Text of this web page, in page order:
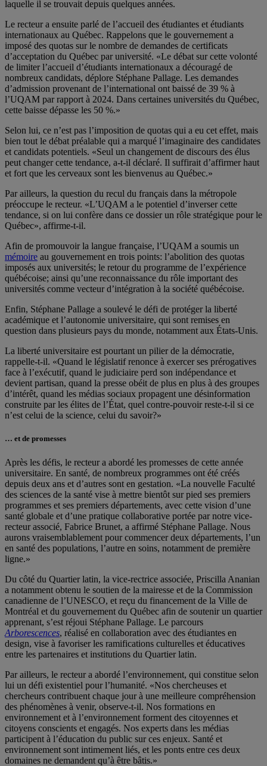
laquelle il se trouvait depuis quelques années.
Le recteur a ensuite parlé de l’accueil des étudiantes et étudiants
internationaux au Québec. Rappelons que le gouvernement a
imposé des quotas sur le nombre de demandes de certificats
d’acceptation du Québec par université. «Le débat sur cette volonté
de limiter l’accueil d’étudiants internationaux a découragé de
nombreux candidats, déplore Stéphane Pallage. Les demandes
d’admission provenant de l’international ont baissé de 39 % à
l’UQAM par rapport à 2024. Dans certaines universités du Québec,
cette baisse dépasse les 50 %.»
Selon lui, ce n’est pas l’imposition de quotas qui a eu cet effet, mais
bien tout le débat préalable qui a marqué l’imaginaire des candidates
et candidats potentiels. «Seul un changement de discours des élus
peut changer cette tendance, a-t-il déclaré. Il suffirait d’affirmer haut
et fort que les cerveaux sont les bienvenus au Québec.»
Par ailleurs, la question du recul du français dans la métropole
préoccupe le recteur. «L’UQAM a le potentiel d’inverser cette
tendance, si on lui confère dans ce dossier un rôle stratégique pour le
Québec», affirme-t-il.
Afin de promouvoir la langue française, l’UQAM a soumis un
mémoire au gouvernement en trois points: l’abolition des quotas
imposés aux universités; le retour du programme de l’expérience
québécoise; ainsi qu’une reconnaissance du rôle important des
universités comme vecteur d’intégration à la société québécoise.
Enfin, Stéphane Pallage a soulevé le défi de protéger la liberté
académique et l’autonomie universitaire, qui sont remises en
question dans plusieurs pays du monde, notamment aux États-Unis.
La liberté universitaire est pourtant un pilier de la démocratie,
rappelle-t-il. «Quand le législatif renonce à exercer ses prérogatives
face à l’exécutif, quand le judiciaire perd son indépendance et
devient partisan, quand la presse obéit de plus en plus à des groupes
d’intérêt, quand les médias sociaux propagent une désinformation
construite par les élites de l’État, quel contre-pouvoir reste-t-il si ce
n’est celui de la science, celui du savoir?»
… et de promesses
Après les défis, le recteur a abordé les promesses de cette année
universitaire. En santé, de nombreux programmes ont été créés
depuis deux ans et d’autres sont en gestation. «La nouvelle Faculté
des sciences de la santé vise à mettre bientôt sur pied ses premiers
programmes et ses premiers départements, avec cette vision d’une
santé globale et d’une pratique collaborative portée par notre vice-
recteur associé, Fabrice Brunet, a affirmé Stéphane Pallage. Nous
aurons vraisemblablement pour commencer deux départements, l’un
en santé des populations, l’autre en soins, notamment de première
ligne.»
Du côté du Quartier latin, la vice-rectrice associée, Priscilla Ananian
a notamment obtenu le soutien de la mairesse et de la Commission
canadienne de l’UNESCO, et reçu du financement de la Ville de
Montréal et du gouvernement du Québec afin de soutenir un quartier
apprenant, s’est réjoui Stéphane Pallage. Le parcours
Arborescences, réalisé en collaboration avec des étudiantes en
design, vise à favoriser les ramifications culturelles et éducatives
entre les partenaires et institutions du Quartier latin.
Par ailleurs, le recteur a abordé l’environnement, qui constitue selon
lui un défi existentiel pour l’humanité. «Nos chercheuses et
chercheurs contribuent chaque jour à une meilleure compréhension
des phénomènes à venir, observe-t-il. Nos formations en
environnement et à l’environnement forment des citoyennes et
citoyens conscients et engagés. Nos experts dans les médias
participent à l’éducation du public sur ces enjeux. Santé et
environnement sont intimement liés, et les ponts entre ces deux
domaines ne demandent qu’à être bâtis.»